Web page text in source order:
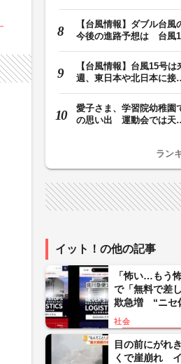
【台風情報】ダブル台風
今後の進路予想は 台風
【台風情報】台風15号は
週、東日本や北日本に接
愛子さま、学習院幼稚園
の思い出 運動会では天
ラン
イット！の他の記事
「怖い…もう
で「無料で差
欺急増 “ニセ
誘導、個人情
便「断じて許
社会
目の前にがれ
くで崖崩れ